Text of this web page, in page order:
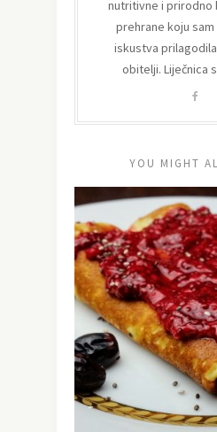
nutritivne i prirodno
prehrane koju
iskustva
obitelji. Liječnica
YOU MIGHT